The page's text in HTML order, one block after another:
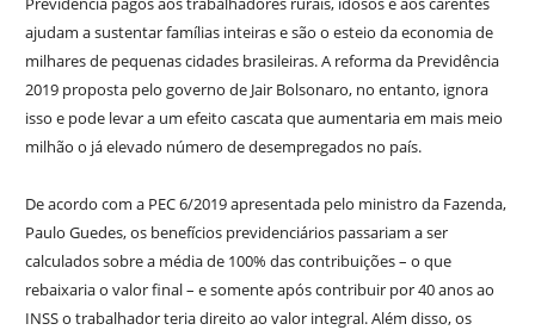
ajudam a sustentar famílias inteiras e são o esteio da economia de
milhares de pequenas cidades brasileiras. A reforma da Previdência
2019 proposta pelo governo de Jair Bolsonaro, no entanto, ignora
isso e pode levar a um efeito cascata que aumentaria em mais meio
milhão o já elevado número de desempregados no país.
De acordo com a PEC 6/2019 apresentada pelo ministro da Fazenda,
Paulo Guedes, os benefícios previdenciários passariam a ser
calculados sobre a média de 100% das contribuições – o que
rebaixaria o valor final – e somente após contribuir por 40 anos ao
INSS o trabalhador teria direito ao valor integral. Além disso, os